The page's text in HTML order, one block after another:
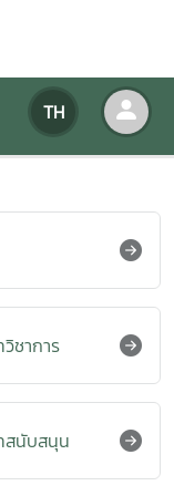
TH
ชาการ
สนับสนุน